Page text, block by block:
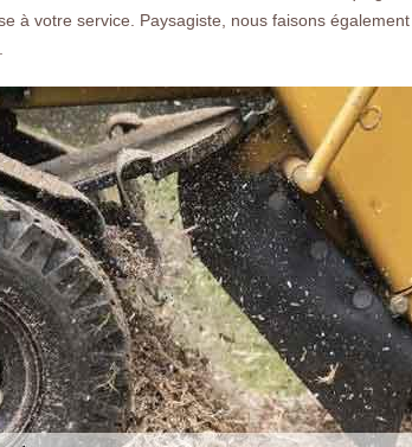
à votre service. Paysagiste, nous faisons